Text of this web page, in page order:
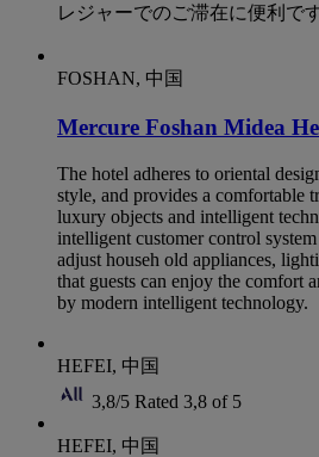
レジャーでのご滞在に便利です
FOSHAN, 中国
Mercure Foshan Midea
The hotel adheres to oriental
style, and provides a comfortable
luxury objects and intelligent
intelligent customer control
adjust househ old appliances,
that guests can enjoy the comfort
by modern intelligent technology.
HEFEI, 中国
3,8/5 Rated 3,8 of 5
HEFEI, 中国